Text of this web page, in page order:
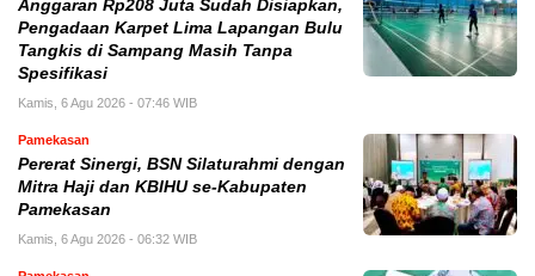
Anggaran Rp208 Juta Sudah Disiapkan,
Pengadaan Karpet Lima Lapangan Bulu
Tangkis di Sampang Masih Tanpa
Spesifikasi
Kamis, 6 Agu 2026 - 07:46 WIB
Pamekasan
Pererat Sinergi, BSN Silaturahmi dengan
Mitra Haji dan KBIHU se-Kabupaten
Pamekasan
Kamis, 6 Agu 2026 - 06:32 WIB